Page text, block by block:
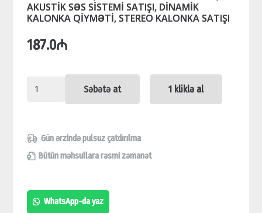
AKUSTİK SƏS SİSTEMİ SATIŞI, DİNAMİK
KALONKA QİYMƏTİ, STEREO KALONKA SATIŞI
187.0₼
MİCROLAB
KALONKA
2.1,
SƏS
SİSTEMİ
Səbətə at 1 kliklə al
Gün ərzində pulsuz çatdırılma
Bütün məhsullara rəsmi zəmanət
WhatsApp-da yaz